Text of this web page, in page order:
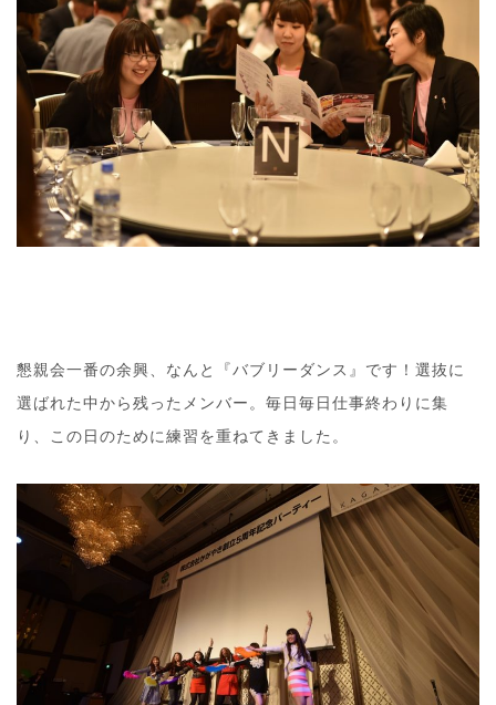
懇親会一番の余興、なんと『バブリーダンス』です！選抜に
選ばれた中から残ったメンバー。毎日毎日仕事終わりに集
り、この日のために練習を重ねてきました。